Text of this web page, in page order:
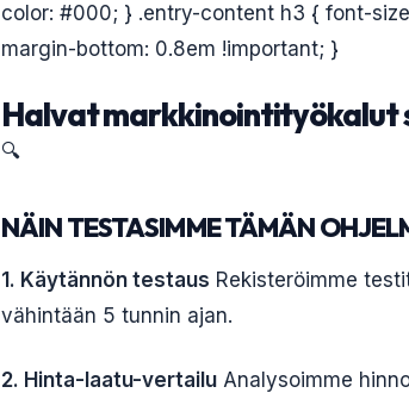
color: #000; } .entry-content h3 { font-
margin-bottom: 0.8em !important; }
Halvat markkinointityökalut
🔍
NÄIN TESTASIMME TÄMÄN
1. Käytännön testaus Rekisteröimme
vähintään 5 tunnin ajan.
2. Hinta-laatu-vertailu Analysoimme